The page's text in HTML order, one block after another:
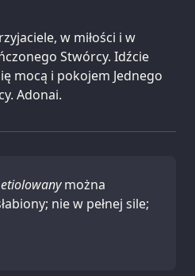
w miłości i w
Stwórcy. Idźcie
mocą i pokojem Jednego
Adonai.
etiolowanymożna
nie w pełnej sile;